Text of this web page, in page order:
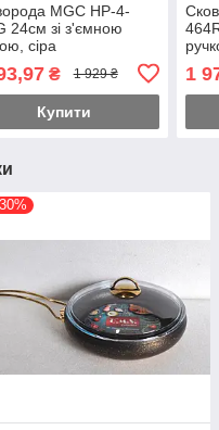
MGC HP-4-
24см зі з'ємною
сіра
₴ 1 929 ₴
Купити
1